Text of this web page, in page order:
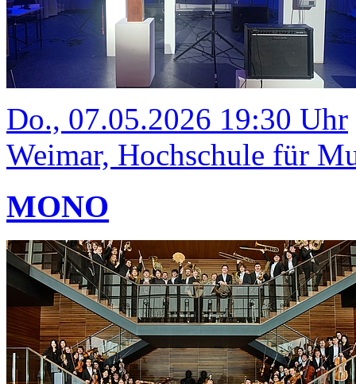
Do., 07.05.2026 19:30 Uhr
Weimar, Hochschule für
MONO